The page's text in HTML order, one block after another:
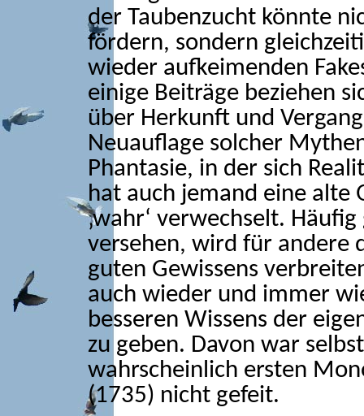
der Taubenzucht könnte
fördern, sondern
wieder aufkeimenden
einige Beiträge beziehen
über Herkunft und
Neuauflage solcher
Phantasie, in der sich
hat auch jemand eine alte
‚wahr‘ verwechselt.
versehen, wird für andere
guten Gewissens
auch wieder und immer
besseren Wissens der
zu geben. Davon war
wahrscheinlich ersten
(1735) nicht gefeit.